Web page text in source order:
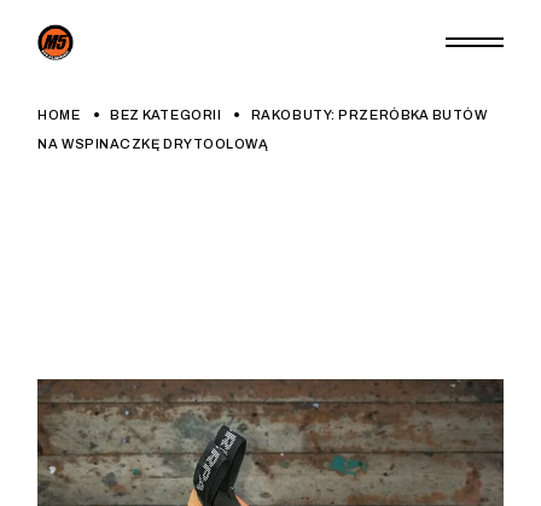
HOME BEZ KATEGORII
RAKOBUTY: PRZERÓBKA BUTÓW
NA WSPINACZKĘ DRYTOOLOWĄ